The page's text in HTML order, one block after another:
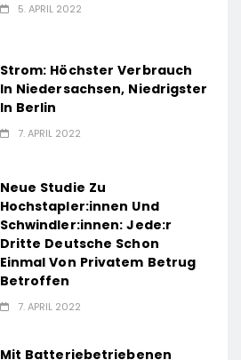
5. APRIL 2022
Strom: Höchster Verbrauch
In Niedersachsen, Niedrigster
In Berlin
7. APRIL 2022
Neue Studie Zu
Hochstapler:innen Und
Schwindler:innen: Jede:r
Dritte Deutsche Schon
Einmal Von Privatem Betrug
Betroffen
7. APRIL 2022
Mit Batteriebetriebenen